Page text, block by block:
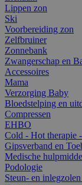
Lippen zon
Ski
Voorbereiding zon
Zelfbruiner
Zonnebank
Zwangerschap en
Accessoires
Mama
Verzorging Baby
Bloedstelping en
Compressen
EHBO
Cold - Hot therapie
Gipsverband en
Medische
Podologie
Steun- en